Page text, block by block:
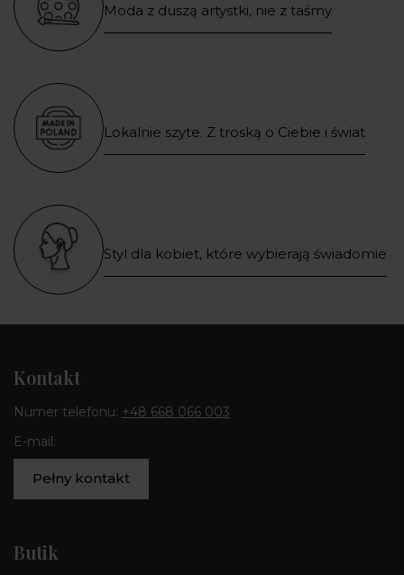
Moda z duszą artystki, nie z taśmy
Lokalnie szyte. Z troską o Ciebie i świat
Styl dla kobiet, które wybierają świadomie
Kontakt
Numer telefonu: +48 668 066 003
E-mail:
Pełny kontakt
Butik